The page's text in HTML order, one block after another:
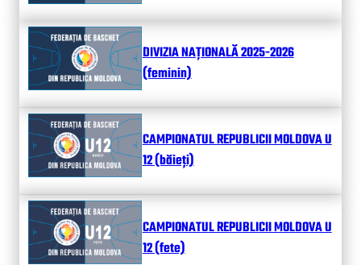
DIVIZIA NAȚIONALĂ 2025-2026
(feminin)
CAMPIONATUL REPUBLICII MOLDOVA U
12 (băieți)
CAMPIONATUL REPUBLICII MOLDOVA U
12 (fete)